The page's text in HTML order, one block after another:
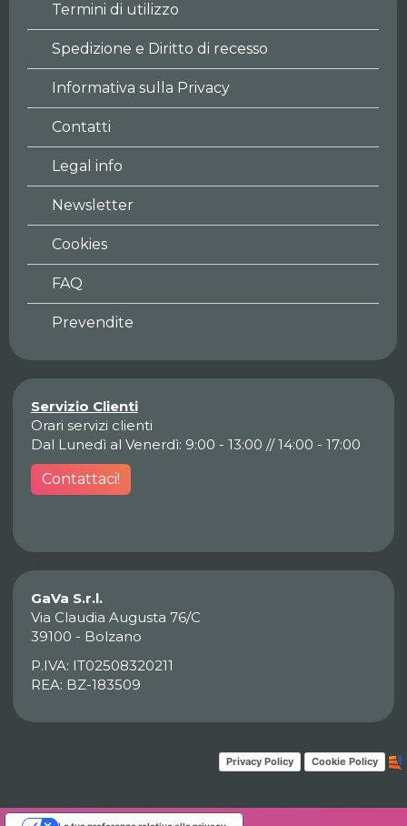
Termini di utilizzo
Spedizione e Diritto di recesso
Informativa sulla Privacy
Contatti
Legal info
Newsletter
Cookies
FAQ
Prevendite
Servizio Clienti
Orari servizi clienti
Dal Lunedì al Venerdì: 9:00 - 13:00 // 14:00 - 17:00
Contattaci!
GaVa S.r.l.
Via Claudia Augusta 76/C
39100 - Bolzano
P.IVA: IT02508320211
REA: BZ-183509
Privacy Policy Cookie Policy